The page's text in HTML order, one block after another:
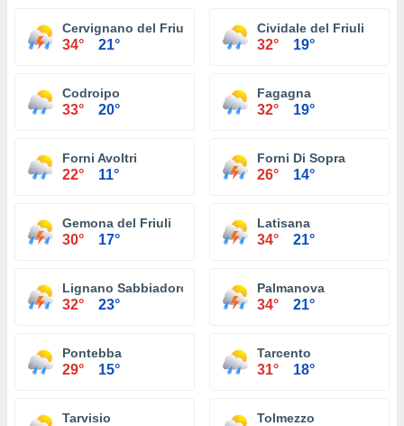
Cervignano del Friuli
34° 21°
Cividale del Friuli
32° 19°
Codroipo
33° 20°
Fagagna
32° 19°
Forni Avoltri
22° 11°
Forni Di Sopra
26° 14°
Gemona del Friuli
30° 17°
Latisana
34° 21°
Lignano Sabbiadoro
32° 23°
Palmanova
34° 21°
Pontebba
29° 15°
Tarcento
31° 18°
Tarvisio Tolmezzo